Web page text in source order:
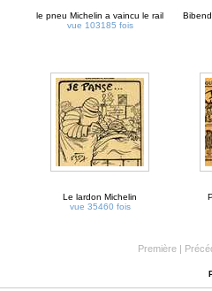
le pneu Michelin a vaincu le rail
vue 103185 fois
Le lardon Michelin
vue 35460 fois
Première |